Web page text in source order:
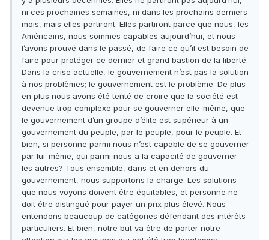
ni ces prochaines semaines, ni dans les prochains derniers
mois, mais elles partiront. Elles partiront parce que nous, les
Américains, nous sommes capables aujourd’hui, et nous
l’avons prouvé dans le passé, de faire ce qu’il est besoin de
faire pour protéger ce dernier et grand bastion de la liberté.
Dans la crise actuelle, le gouvernement n’est pas la solution
à nos problèmes; le gouvernement est le problème. De plus
en plus nous avons été tenté de croire que la société est
devenue trop complexe pour se gouverner elle-même, que
le gouvernement d’un groupe d’élite est supérieur à un
gouvernement du peuple, par le peuple, pour le peuple. Et
bien, si personne parmi nous n’est capable de se gouverner
par lui-même, qui parmi nous a la capacité de gouverner
les autres? Tous ensemble, dans et en dehors du
gouvernement, nous supportons la charge. Les solutions
que nous voyons doivent être équitables, et personne ne
doit être distingué pour payer un prix plus élevé. Nous
entendons beaucoup de catégories défendant des intérêts
particuliers. Et bien, notre but va être de porter notre